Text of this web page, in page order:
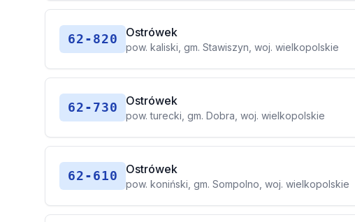
62-820 Ostrówek
pow. kaliski, gm. Stawiszyn, woj. wielkopolskie
62-730 Ostrówek
pow. turecki, gm. Dobra, woj. wielkopolskie
62-610 Ostrówek
pow. koniński, gm. Sompolno, woj. wielkopolskie